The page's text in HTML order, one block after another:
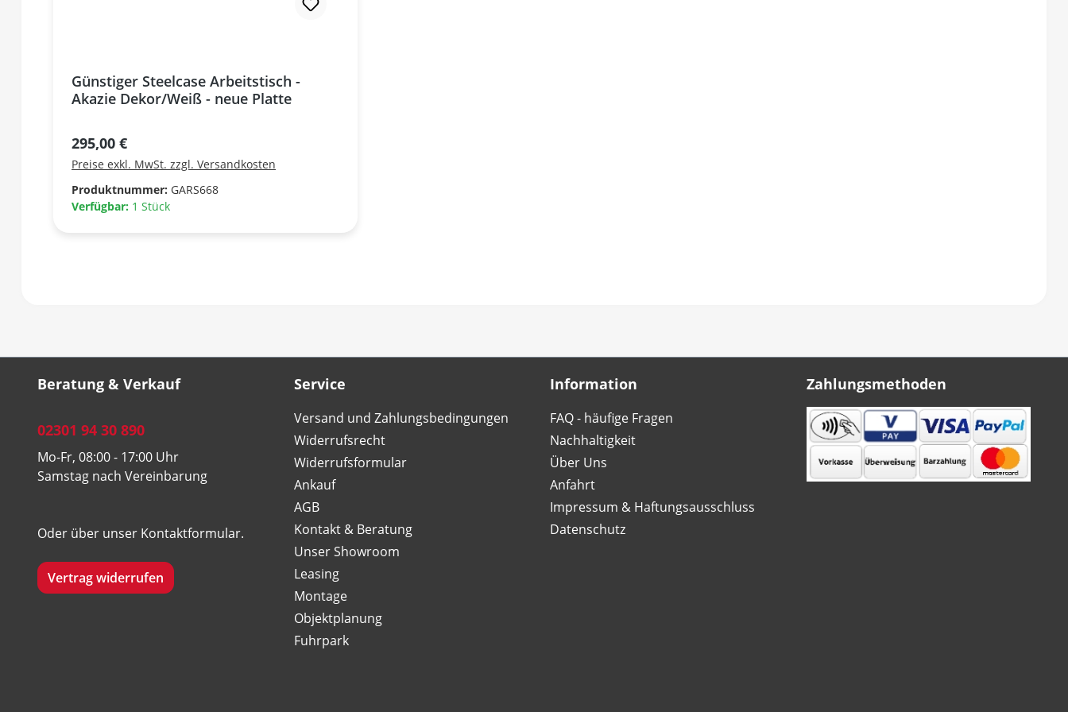
Günstiger Steelcase Arbeitstisch -
Akazie Dekor/Weiß - neue Platte
Regulärer Preis:
295,00 €
Preise exkl. MwSt. zzgl. Versandkosten
Produktnummer: GARS668
Verfügbar: 1 Stück
Beratung & Verkauf
02301 94 30 890
Mo-Fr, 08:00 - 17:00 Uhr
Samstag nach Vereinbarung
Oder über unser Kontaktformular.
Vertrag widerrufen
Service
Versand und Zahlungsbedingungen
Widerrufsrecht
Widerrufsformular
Ankauf
AGB
Kontakt & Beratung
Unser Showroom
Leasing
Montage
Objektplanung
Fuhrpark
Information
FAQ - häufige Fragen
Nachhaltigkeit
Über Uns
Anfahrt
Impressum & Haftungsausschluss
Datenschutz
Zahlungsmethoden